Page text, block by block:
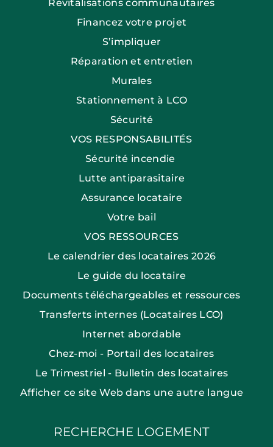
Revitalisations communautaires
Financez votre projet
S’impliquer
Réparation et entretien
Murales
Stationnement à LCO
Sécurité
VOS RESPONSABILITÉS
Sécurité incendie
Lutte antiparasitaire
Assurance locataire
Votre bail
VOS RESSOURCES
Le calendrier des locataires 2026
Le guide du locataire
Documents téléchargeables et ressources
Transferts internes (Locataires LCO)
Internet abordable
Chez-moi - Portail des locataires
Le Trimestriel - Bulletin des locataires
Afficher ce site Web dans une autre langue
RECHERCHE LOGEMENT